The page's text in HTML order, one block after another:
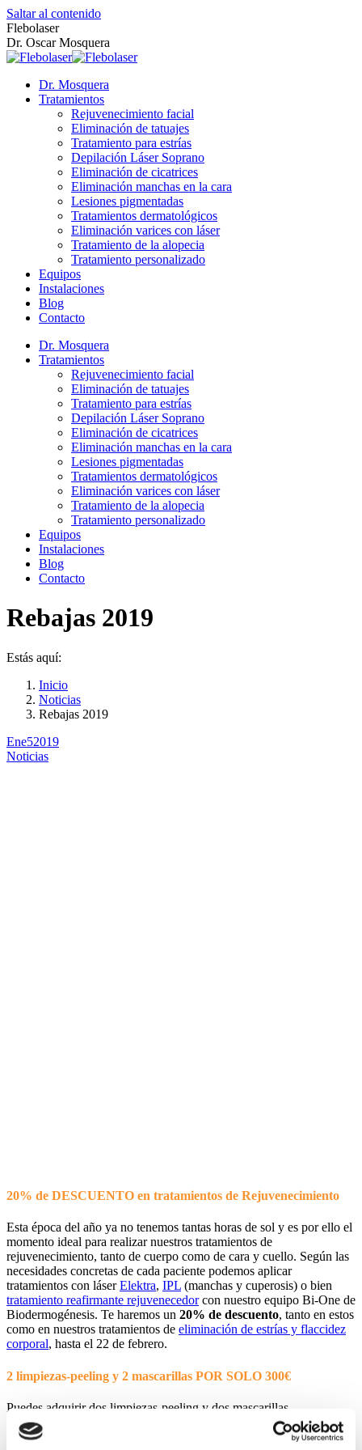
Saltar al contenido
Flebolaser
Dr. Oscar Mosquera
Dr. Mosquera
Tratamientos
Rejuvenecimiento facial
Eliminación de tatuajes
Tratamiento para estrías
Depilación Láser Soprano
Eliminación de cicatrices
Eliminación manchas en la cara
Lesiones pigmentadas
Tratamientos dermatológicos
Eliminación varices con láser
Tratamiento de la alopecia
Tratamiento personalizado
Equipos
Instalaciones
Blog
Contacto
Dr. Mosquera
Tratamientos
Rejuvenecimiento facial
Eliminación de tatuajes
Tratamiento para estrías
Depilación Láser Soprano
Eliminación de cicatrices
Eliminación manchas en la cara
Lesiones pigmentadas
Tratamientos dermatológicos
Eliminación varices con láser
Tratamiento de la alopecia
Tratamiento personalizado
Equipos
Instalaciones
Blog
Contacto
Rebajas 2019
Estás aquí:
Inicio
Noticias
Rebajas 2019
Ene52019
Noticias
20% de DESCUENTO en tratamientos de Rejuvenecimiento
Esta época del año ya no tenemos tantas horas de sol y es por ello el
momento ideal para realizar nuestros tratamientos de
rejuvenecimiento, tanto de cuerpo como de cara y cuello. Según las
necesidades concretas de cada paciente podemos aplicar
tratamientos con láserElektra, IPL (manchas y cuperosis) o bien
tratamiento reafirmante rejuvenecedorcon nuestro equipo Bi-One de
Biodermogénesis. Te haremos un 20% de descuento, tanto en estos
como en nuestros tratamientos de eliminación de estrías y flaccidez
corporal, hasta el 22 de febrero.
2 limpiezas-peeling y 2 mascarillas POR SOLO 300€
Puedes adquirir dos limpiezas-peeling y dos mascarillas
iluminadoras combinadas
!!! (antes 400€)